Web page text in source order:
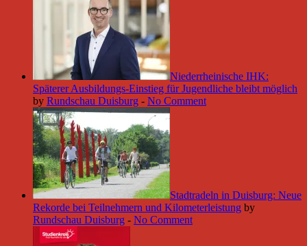
Niederrheinische IHK:
Späterer Ausbildungs-Einstieg für Jugendliche bleibt möglich
by Rundschau Duisburg - No Comment
Stadtradeln in Duisburg: Neue
Rekorde bei Teilnehmern und Kilometerleistung by
Rundschau Duisburg - No Comment